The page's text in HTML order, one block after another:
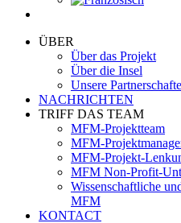
ÜBER
Über das Projekt
Über die Insel
Unsere
NACHRICHTEN
TRIFF DAS TEAM
MFM-Projektteam
MFM-
MFM-Projekt-
MFM Non-Profit-
Wissenschaftliche
MFM
KONTACT